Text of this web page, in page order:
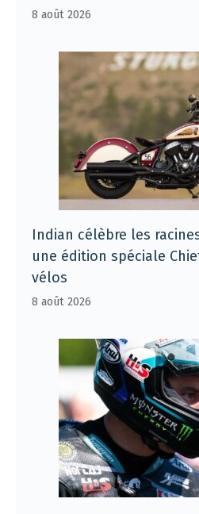
8 août 2026
Indian célèbre les
une édition spéciale
vélos
8 août 2026